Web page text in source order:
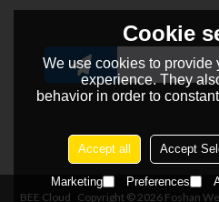
Copyright © 2026 Foshan
BEE Cloud
Cookie
We use cookies to provide
experience. They
behavior in order to
Accept
Accept all
Preferences
Marketing